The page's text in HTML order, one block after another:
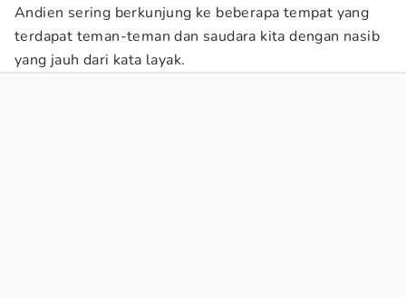
Andien sering berkunjung ke beberapa tempat yang
terdapat teman-teman dan saudara kita dengan nasib
yang jauh dari kata layak.